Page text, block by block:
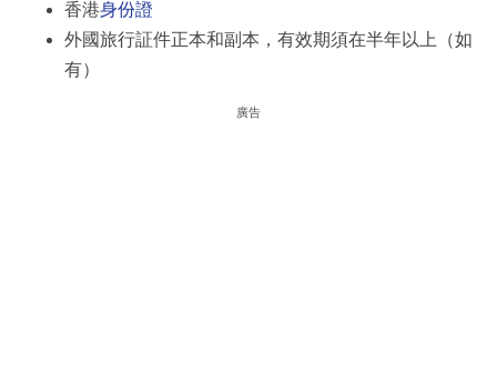
香港身份證
外國旅行証件正本和副本，有效期須在半年以上（如
有）
廣告